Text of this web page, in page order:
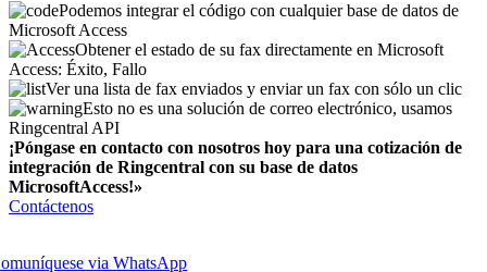
Podemos integrar el código con cualquier base de datos de
Microsoft Access
Obtener el estado de su fax directamente en Microsoft
Access: Éxito, Fallo
Ver una lista de fax enviados y enviar un fax con sólo un clic
Esto no es una solución de correo electrónico, usamos
Ringcentral API
¡Póngase en contacto con nosotros hoy para una cotización de
integración de Ringcentral con su base de datos
MicrosoftAccess!»
Contáctenos
via WhatsApp